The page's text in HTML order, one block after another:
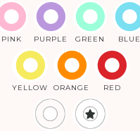
PINK PURPLE GREEN BLUE
YELLOW ORANGE RED